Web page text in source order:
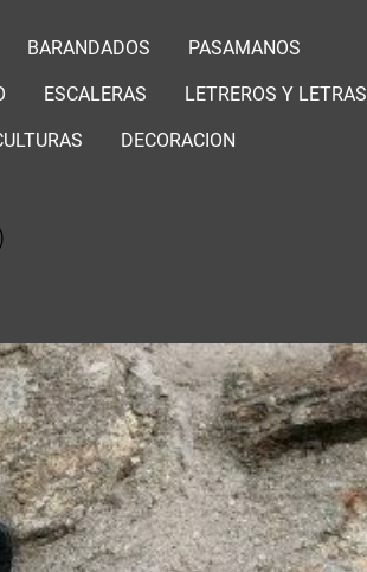
BARANDADOS PASAMANOS
ESCALERAS LETREROS Y LETRAS
DECORACION